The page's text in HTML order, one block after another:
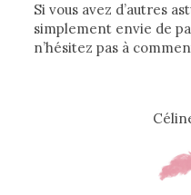
Si vous avez d’autres
simplement envie de
n’hésitez pas à